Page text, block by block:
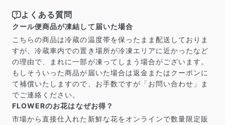
よくある質問
クール便商品が凍結して届いた場合
こちらの商品は冷蔵の温度帯を保ったまま配送しておりま
すが、冷蔵車内での置き場所が冷凍エリアに近かったなど
の理由で、まれに一部が凍ってしまう場合がございます。
もしそういった商品が届いた場合は返金またはクーポンに
て補償いたしますので、お手数ですが「お問い合わせ」ま
でご連絡ください。
FLOWERのお花はなぜお得？
市場から直接仕入れた新鮮な花をオンラインで数量限定販